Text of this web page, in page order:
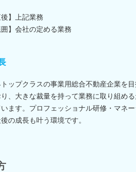
後】上記業務
囲】会社の定める業務
ップクラスの事業用総合不動産企業を
、大きな裁量を持って業務に取り組め
ます。プロフェッショナル研修・マネ
の成長も叶う環境です。